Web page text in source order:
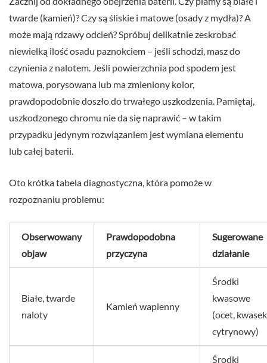
twarde (kamień)? Czy są śliskie i matowe (osady z mydła)? A
może mają rdzawy odcień? Spróbuj delikatnie zeskrobać
niewielką ilość osadu paznokciem – jeśli schodzi, masz do
czynienia z nalotem. Jeśli powierzchnia pod spodem jest
matowa, porysowana lub ma zmieniony kolor,
prawdopodobnie doszło do trwałego uszkodzenia. Pamiętaj,
uszkodzonego chromu nie da się naprawić – w takim
przypadku jedynym rozwiązaniem jest wymiana elementu
lub całej baterii.
Oto krótka tabela diagnostyczna, która pomoże w
rozpoznaniu problemu:
Obserwowany
objaw
Prawdopodobna
przyczyna
Sugerowane
działanie
Białe, twarde
naloty
Kamień wapienny
Środki
kwasowe
(ocet, kwasek
cytrynowy)
Środki